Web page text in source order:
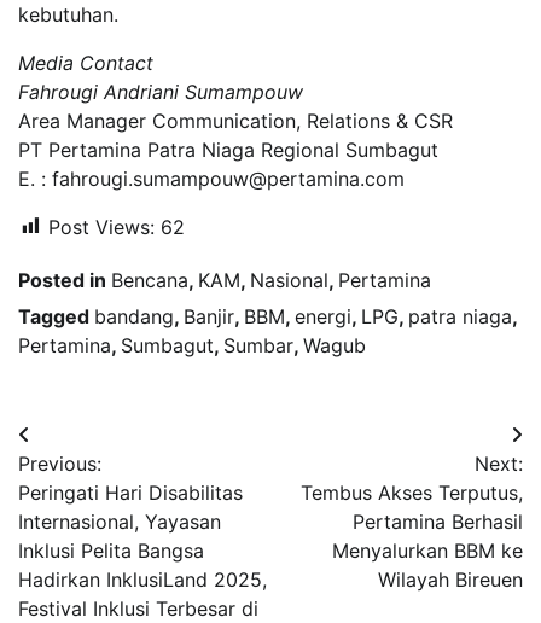
kebutuhan.
Media Contact
Fahrougi Andriani Sumampouw
Area Manager Communication, Relations & CSR
PT Pertamina Patra Niaga Regional Sumbagut
E. : fahrougi.sumampouw@pertamina.com
Post Views: 62
Posted in Bencana, KAM, Nasional, Pertamina
Tagged bandang, Banjir, BBM, energi, LPG, patra niaga,
Pertamina, Sumbagut, Sumbar, Wagub
Navigasi
pos
Previous:
Peringati Hari Disabilitas
Internasional, Yayasan
Inklusi Pelita Bangsa
Hadirkan InklusiLand 2025,
Festival Inklusi Terbesar di
Next:
Tembus Akses Terputus,
Pertamina Berhasil
Menyalurkan BBM ke
Wilayah Bireuen